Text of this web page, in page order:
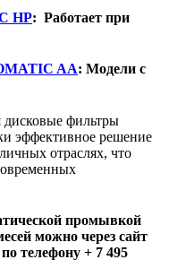
HP: Работает при
AA: Модели с
фильтры
эффективное решение
отраслях, что
промывкой
можно через сайт
телефону + 7 495